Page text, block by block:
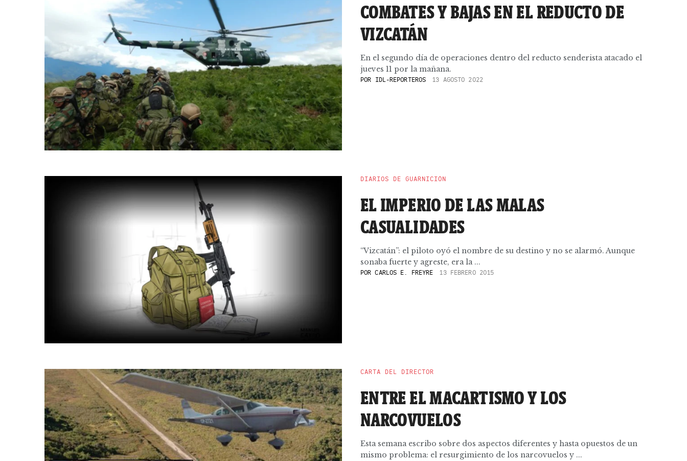
COMBATES Y BAJAS EN EL REDUCTO DE
VIZCATÁN
En el segundo día de operaciones dentro del reducto senderista atacado el
jueves 11 por la mañana.
POR IDL-REPORTEROS 13 AGOSTO 2022
DIARIOS DE GUARNICIÓN
EL IMPERIO DE LAS MALAS
CASUALIDADES
“Vizcatán”: el piloto oyó el nombre de su destino y no se alarmó. Aunque
sonaba fuerte y agreste, era la ...
POR CARLOS E. FREYRE 13 FEBRERO 2015
CARTA DEL DIRECTOR
ENTRE EL MACARTISMO Y LOS
NARCOVUELOS
Esta semana escribo sobre dos aspectos diferentes y hasta opuestos de un
mismo problema: el resurgimiento de los narcovuelos y ...